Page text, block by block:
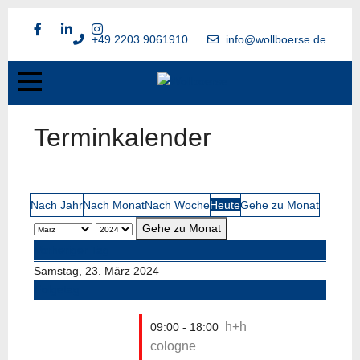
+49 2203 9061910 info@wollboerse.de
Terminkalender
Nach JahrNach MonatNach WocheHeuteGehe zu Monat
Gehe zu Monat
Samstag, 23. März 2024
09:00 - 18:00
h+h
cologne